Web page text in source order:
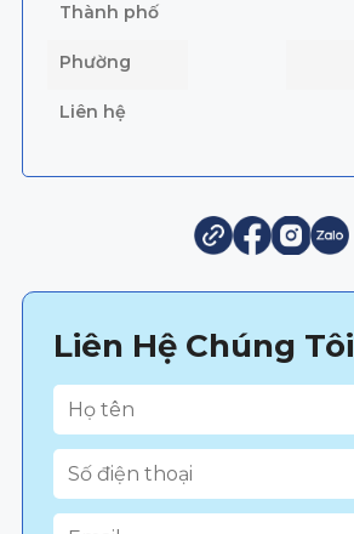
Thành phố
Phường
Liên hệ
Liên Hệ Chúng Tôi